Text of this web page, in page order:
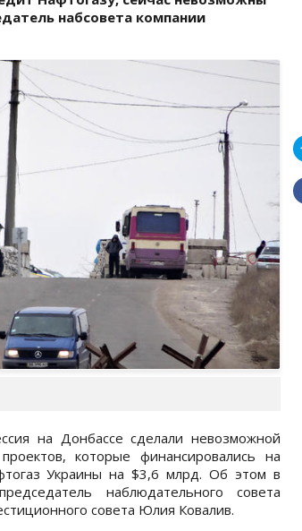
набсовета компании
на Донбассе сделали невозможной
которые финансировались на
Украины на $3,6 млрд. Об этом в
наблюдательного совета
совета Юлия Ковалив.